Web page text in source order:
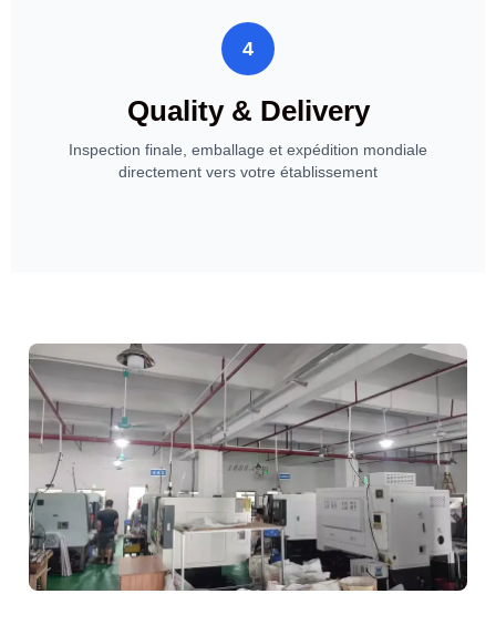
4
Quality & Delivery
Inspection finale, emballage et expédition mondiale
directement vers votre établissement